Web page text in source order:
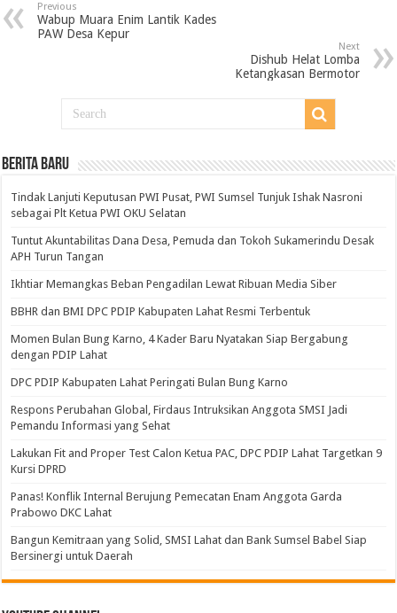
Previous
Wabup Muara Enim Lantik Kades
PAW Desa Kepur
Next
Dishub Helat Lomba
Ketangkasan Bermotor
BERITA BARU
Tindak Lanjuti Keputusan PWI Pusat, PWI Sumsel Tunjuk Ishak Nasroni
sebagai Plt Ketua PWI OKU Selatan
Tuntut Akuntabilitas Dana Desa, Pemuda dan Tokoh Sukamerindu Desak
APH Turun Tangan
Ikhtiar Memangkas Beban Pengadilan Lewat Ribuan Media Siber
BBHR dan BMI DPC PDIP Kabupaten Lahat Resmi Terbentuk
Momen Bulan Bung Karno, 4 Kader Baru Nyatakan Siap Bergabung
dengan PDIP Lahat
DPC PDIP Kabupaten Lahat Peringati Bulan Bung Karno
Respons Perubahan Global, Firdaus Intruksikan Anggota SMSI Jadi
Pemandu Informasi yang Sehat
Lakukan Fit and Proper Test Calon Ketua PAC, DPC PDIP Lahat Targetkan 9
Kursi DPRD
Panas! Konflik Internal Berujung Pemecatan Enam Anggota Garda
Prabowo DKC Lahat
Bangun Kemitraan yang Solid, SMSI Lahat dan Bank Sumsel Babel Siap
Bersinergi untuk Daerah